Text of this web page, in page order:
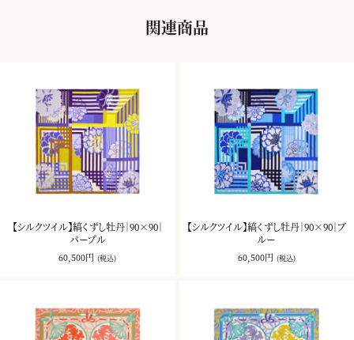
関連商品
【シルクツイル】縞くずし牡丹｜90×90｜
パープル
60,500円 (税込)
【シルクツイル】縞くずし牡丹｜90×90｜ブ
ルー
60,500円 (税込)